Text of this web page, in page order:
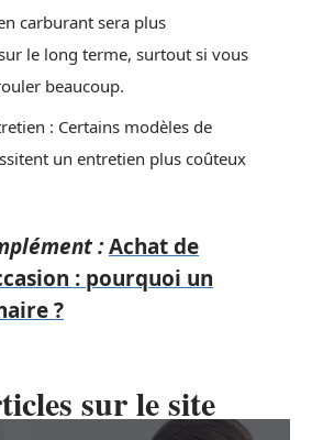
carburant sera plus
le long terme, surtout si vous
beaucoup.
: Certains modèles de
un entretien plus coûteux
:Achat de
: pourquoi un
?
sur le site